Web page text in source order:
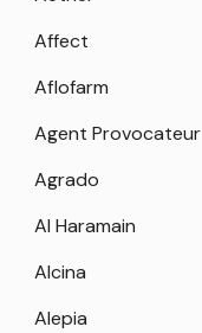
Affect
Aflofarm
Agent Provocateur
Agrado
Al Haramain
Alcina
Alepia